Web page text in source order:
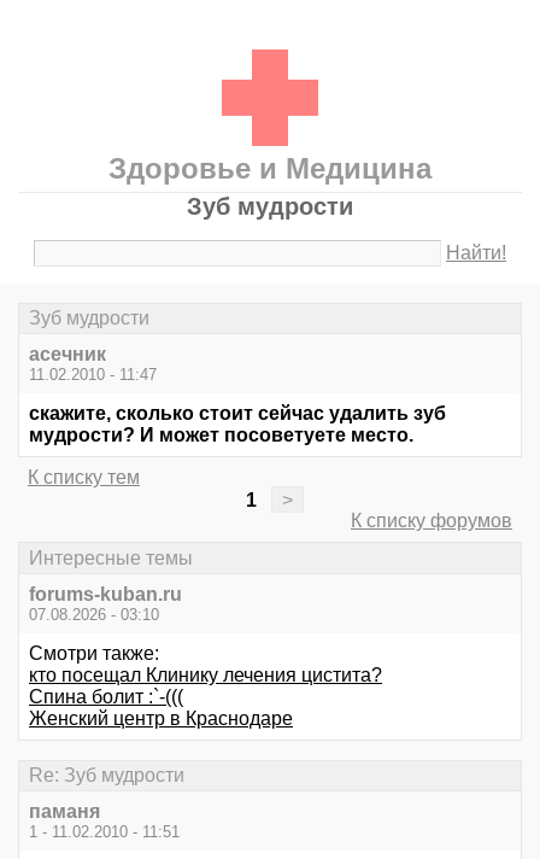
Здоровье и Медицина
Зуб мудрости
Найти!
Зуб мудрости
асечник
11.02.2010 - 11:47
скажите, сколько стоит сейчас удалить зуб
мудрости? И может посоветуете место.
К списку тем
1
>
К списку форумов
Интересные темы
forums-kuban.ru
07.08.2026 - 03:10
Смотри также:
кто посещал Клинику лечения цистита?
Спина болит :`-(((
Женский центр в Краснодаре
Re: Зуб мудрости
паманя
1 - 11.02.2010 - 11:51